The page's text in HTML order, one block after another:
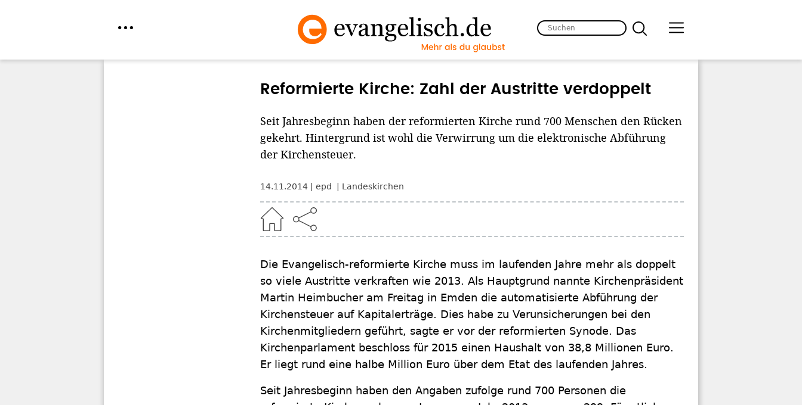
Reformierte Kirche: Zahl der Austritte verdoppelt
Seit Jahresbeginn haben der reformierten Kirche rund 700 Menschen den Rücken
gekehrt. Hintergrund ist wohl die Verwirrung um die elektronische Abführung
der Kirchensteuer.
14.11.2014 epd Landeskirchen
Die Evangelisch-reformierte Kirche muss im laufenden Jahre mehr als doppelt
so viele Austritte verkraften wie 2013. Als Hauptgrund nannte Kirchenpräsident
Martin Heimbucher am Freitag in Emden die automatisierte Abführung der
Kirchensteuer auf Kapitalerträge. Dies habe zu Verunsicherungen bei den
Kirchenmitgliedern geführt, sagte er vor der reformierten Synode. Das
Kirchenparlament beschloss für 2015 einen Haushalt von 38,8 Millionen Euro.
Er liegt rund eine halbe Million Euro über dem Etat des laufenden Jahres.
Seit Jahresbeginn haben den Angaben zufolge rund 700 Personen die